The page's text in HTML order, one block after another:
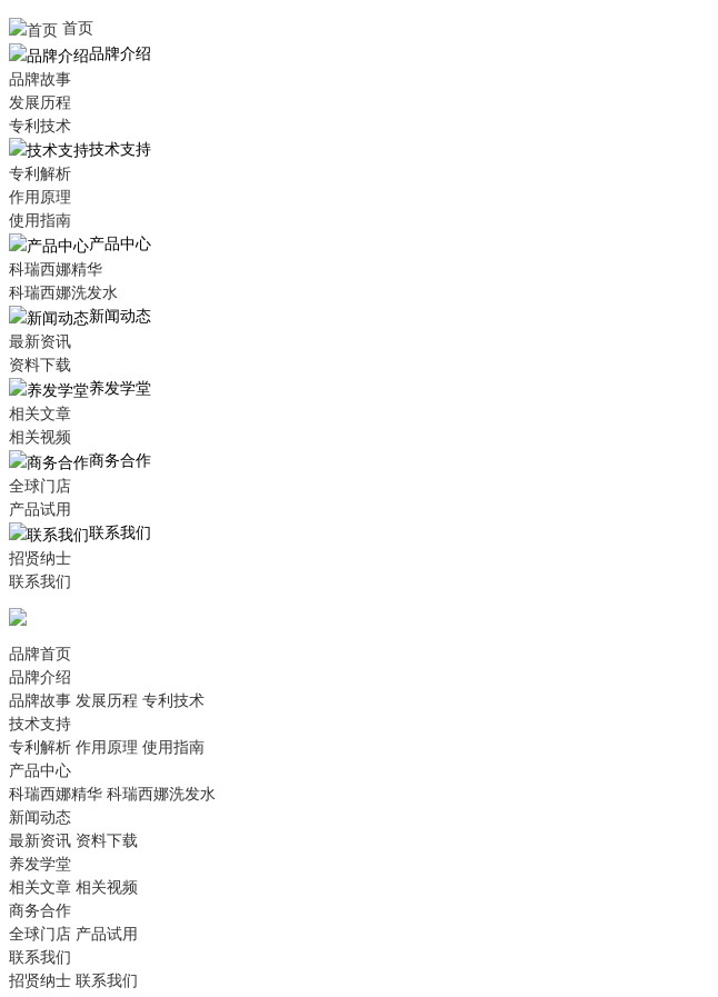
首页
品牌介绍
品牌故事
发展历程
专利技术
技术支持
专利解析
作用原理
使用指南
产品中心
科瑞西娜精华
科瑞西娜洗发水
新闻动态
最新资讯
资料下载
养发学堂
相关文章
相关视频
商务合作
全球门店
产品试用
联系我们
招贤纳士
联系我们
品牌首页
品牌介绍
品牌故事 发展历程 专利技术
技术支持
专利解析 作用原理 使用指南
产品中心
科瑞西娜精华 科瑞西娜洗发水
新闻动态
最新资讯 资料下载
养发学堂
相关文章 相关视频
商务合作
全球门店 产品试用
联系我们
招贤纳士 联系我们